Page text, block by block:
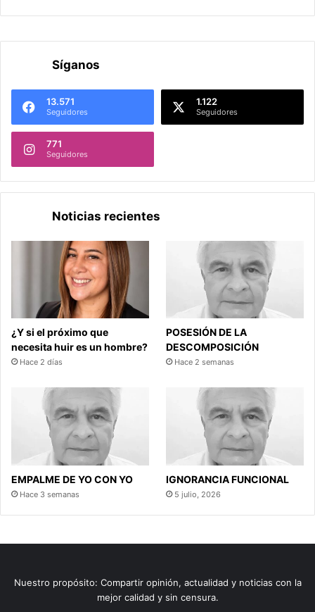
Síganos
13.571
Seguidores
1.122
Seguidores
771
Seguidores
Noticias recientes
¿Y si el próximo que
necesita huir es un hombre?
Hace 2 días
POSESIÓN DE LA
DESCOMPOSICIÓN
Hace 2 semanas
EMPALME DE YO CON YO
Hace 3 semanas
IGNORANCIA FUNCIONAL
5 julio, 2026
Nuestro propósito: Compartir opinión, actualidad y noticias con la
mejor calidad y sin censura.